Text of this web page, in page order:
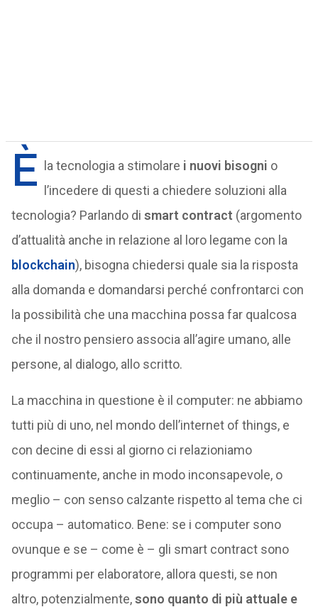
È la tecnologia a stimolare i nuovi bisogni o
l’incedere di questi a chiedere soluzioni alla
tecnologia? Parlando di smart contract (argomento
d’attualità anche in relazione al loro legame con la
blockchain), bisogna chiedersi quale sia la risposta
alla domanda e domandarsi perché confrontarci con
la possibilità che una macchina possa far qualcosa
che il nostro pensiero associa all’agire umano, alle
persone, al dialogo, allo scritto.
La macchina in questione è il computer: ne abbiamo
tutti più di uno, nel mondo dell’internet of things, e
con decine di essi al giorno ci relazioniamo
continuamente, anche in modo inconsapevole, o
meglio – con senso calzante rispetto al tema che ci
occupa – automatico. Bene: se i computer sono
ovunque e se – come è – gli smart contract sono
programmi per elaboratore, allora questi, se non
altro, potenzialmente,sono quanto di più attuale e